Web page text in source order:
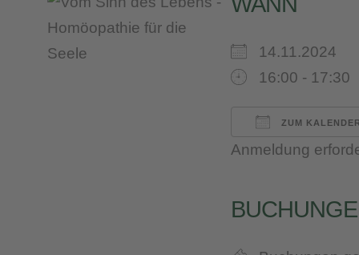
14.11.2024
16:00 - 17:30
ZUM
ICS Google
Anmeldung